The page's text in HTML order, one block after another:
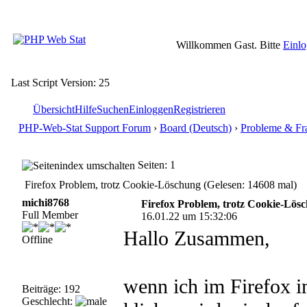
Willkommen Gast. Bitte
Last Script Version: 25
ÜbersichtHilfeSuchenEinloggenRegistrieren
PHP-Web-Stat Support Forum › Board (Deutsch) › Probleme &
Seiten: 1
Firefox Problem, trotz Cookie-Löschung (Gelesen: 14608 mal)
michi8768
Full Member
Offline
Beiträge: 192
Geschlecht:
Firefox Problem, trotz Cookie-
16.01.22 um 15:32:06
Hallo Zusammen,
wenn ich im Firefox